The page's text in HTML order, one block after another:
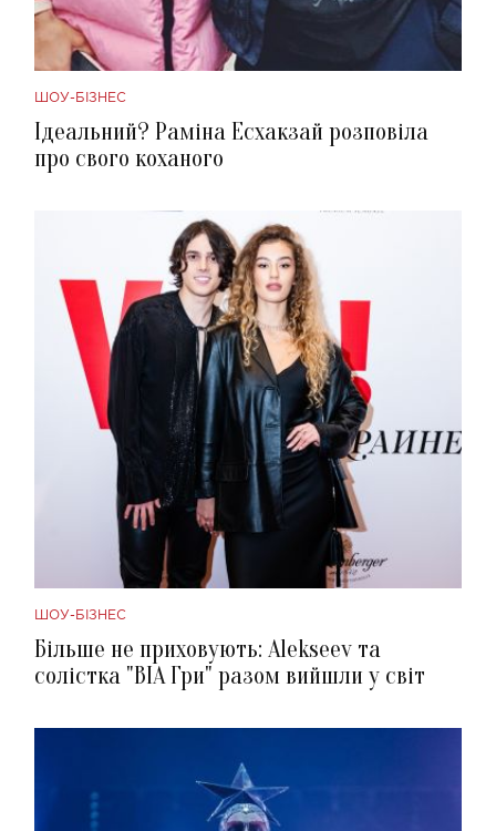
ШОУ-БІЗНЕС
Ідеальний? Раміна Есхакзай розповіла
про свого коханого
ШОУ-БІЗНЕС
Більше не приховують: Alekseev та
солістка "ВІА Гри" разом вийшли у світ